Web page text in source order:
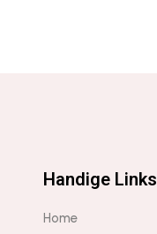
Handige Links
Home